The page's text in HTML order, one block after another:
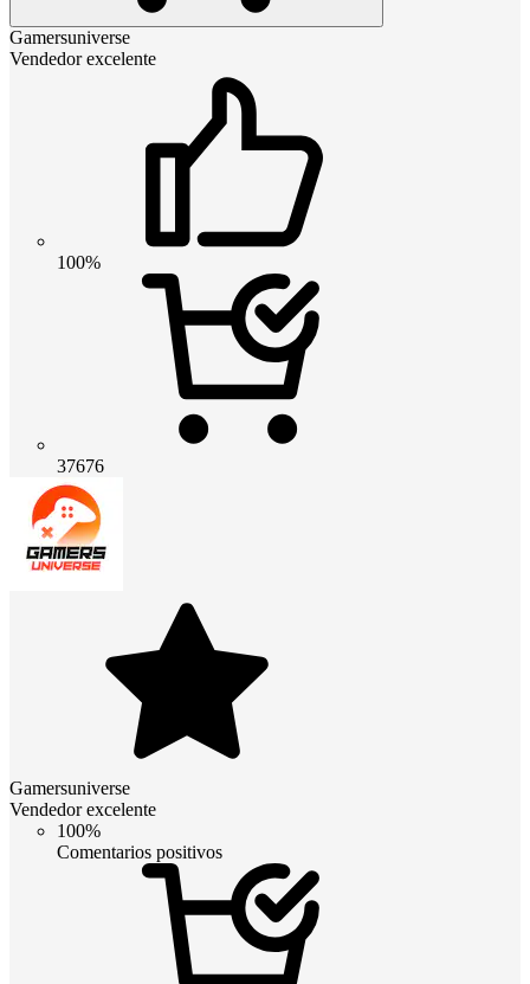
Gamersuniverse
Vendedor excelente
100%
37676
Gamersuniverse
Vendedor excelente
100%
Comentarios positivos